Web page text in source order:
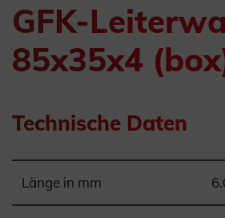
GFK-
85x35x4
Technische Daten
Länge in mm